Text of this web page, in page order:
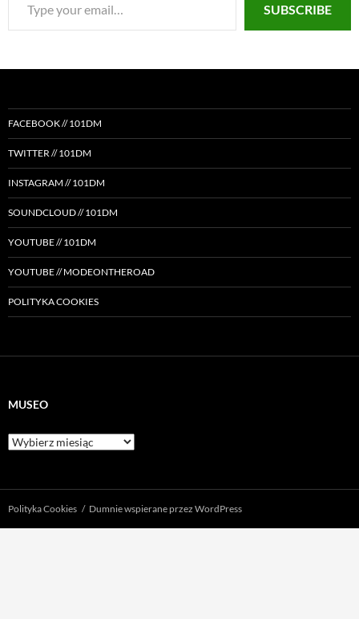
SUBSCRIBE
FACEBOOK // 101DM
TWITTER // 101DM
INSTAGRAM // 101DM
SOUNDCLOUD // 101DM
YOUTUBE // 101DM
YOUTUBE // MODEONTHEROAD
POLITYKA COOKIES
MUSEO
Museo
Polityka Cookies Dumnie wspierane przez WordPress